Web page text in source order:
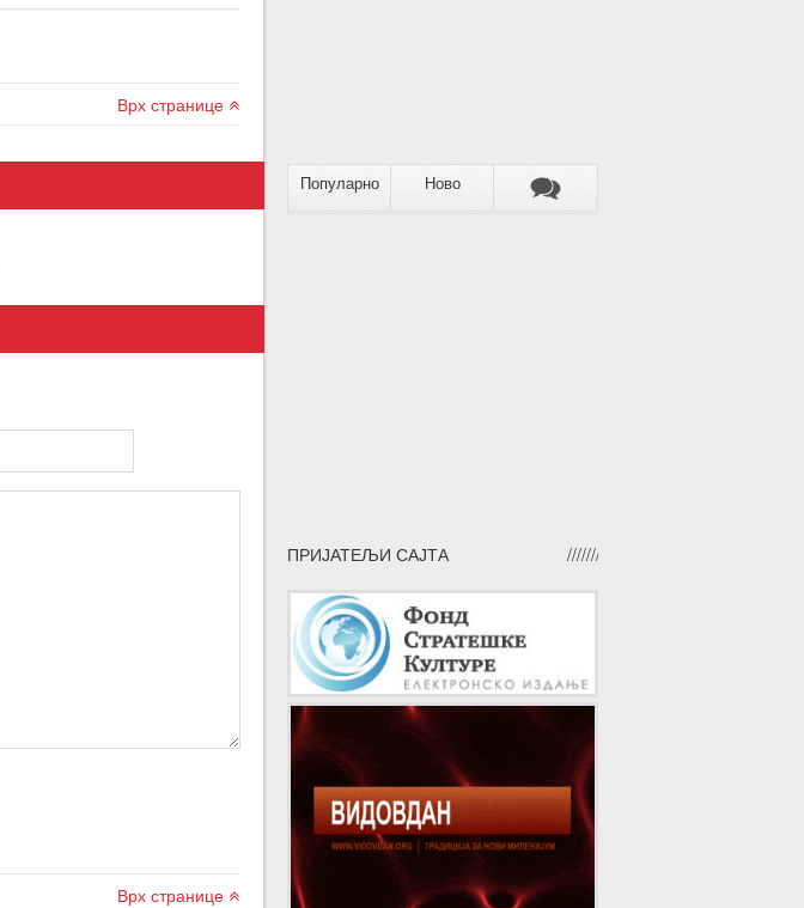
Врх странице
Врх странице
Популарно Ново
ПРИЈАТЕЉИ САЈТА